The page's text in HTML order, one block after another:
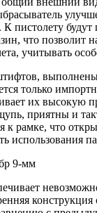
пистолету будут
что позволит
учитывать
только
их высокую
приятны и
к рамке, что
использования
конструкция